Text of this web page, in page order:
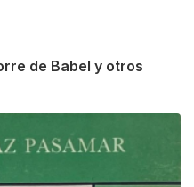
de Babel y otros